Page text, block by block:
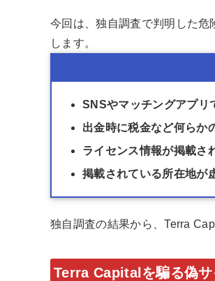
今回は、独自調査で判明した
します。
SNSやマッチングアプリ
出金時に税金など何らか
ライセンス情報が掲載さ
掲載されている所在地が
独自調査の結果から、Terra
Terra Capitalを騙る偽